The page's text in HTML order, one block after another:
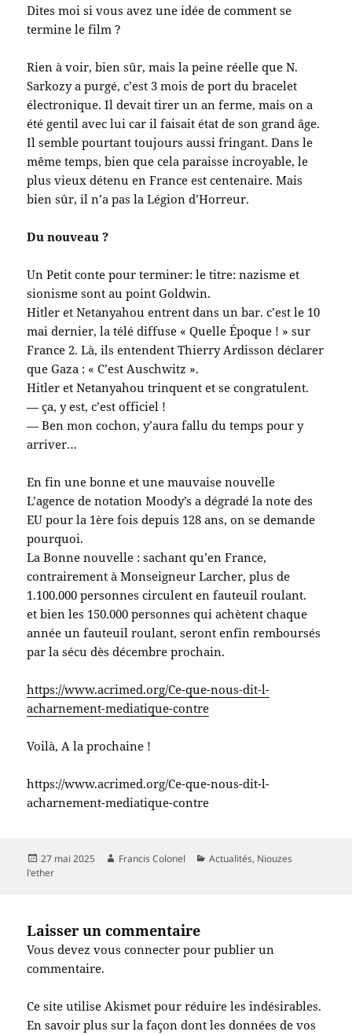
Dites moi si vous avez une idée de comment se
termine le film ?
Rien à voir, bien sûr, mais la peine réelle que N.
Sarkozy a purgé, c’est 3 mois de port du bracelet
électronique. Il devait tirer un an ferme, mais on a
été gentil avec lui car il faisait état de son grand âge.
Il semble pourtant toujours aussi fringant. Dans le
même temps, bien que cela paraisse incroyable, le
plus vieux détenu en France est centenaire. Mais
bien sûr, il n’a pas la Légion d’Horreur.
Du nouveau ?
Un Petit conte pour terminer: le titre: nazisme et
sionisme sont au point Goldwin.
Hitler et Netanyahou entrent dans un bar. c’est le 10
mai dernier, la télé diffuse « Quelle Époque ! » sur
France 2. Là, ils entendent Thierry Ardisson déclarer
que Gaza : « C’est Auschwitz ».
Hitler et Netanyahou trinquent et se congratulent.
— ça, y est, c’est officiel !
— Ben mon cochon, y’aura fallu du temps pour y
arriver…
En fin une bonne et une mauvaise nouvelle
L’agence de notation Moody’s a dégradé la note des
EU pour la 1ère fois depuis 128 ans, on se demande
pourquoi.
La Bonne nouvelle : sachant qu’en France,
contrairement à Monseigneur Larcher, plus de
1.100.000 personnes circulent en fauteuil roulant.
et bien les 150.000 personnes qui achètent chaque
année un fauteuil roulant, seront enfin remboursés
par la sécu dès décembre prochain.
https://www.acrimed.org/Ce-que-nous-dit-l-
acharnement-mediatique-contre
Voilà, A la prochaine !
https://www.acrimed.org/Ce-que-nous-dit-l-
acharnement-mediatique-contre
Publié
le
27 mai 2025 Auteur
Francis Colonel Catégories
Actualités, Niouzes
l'ether
Laisser un commentaire
Vous devezvous connecter pour publier un
commentaire.
Ce site utilise Akismet pour réduire les indésirables.
En savoir plus sur la façon dont les données de vos